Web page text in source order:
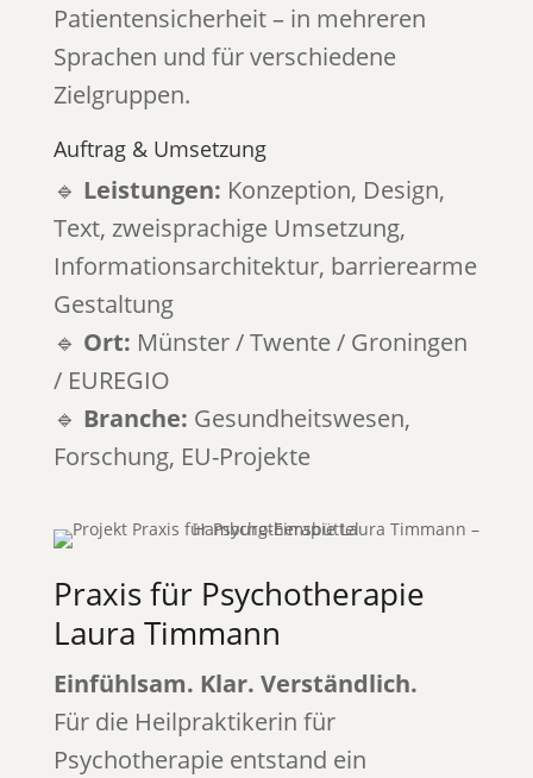
Patientensicherheit – in mehreren
Sprachen und für verschiedene
Zielgruppen.
Auftrag & Umsetzung
🔹 Leistungen: Konzeption, Design,
Text, zweisprachige Umsetzung,
Informationsarchitektur, barrierearme
Gestaltung
🔹 Ort: Münster / Twente / Groningen
/ EUREGIO
🔹 Branche: Gesundheitswesen,
Forschung, EU-Projekte
Praxis für Psychotherapie
Laura Timmann
Einfühlsam. Klar. Verständlich.
Für die Heilpraktikerin für
Psychotherapie entstand ein